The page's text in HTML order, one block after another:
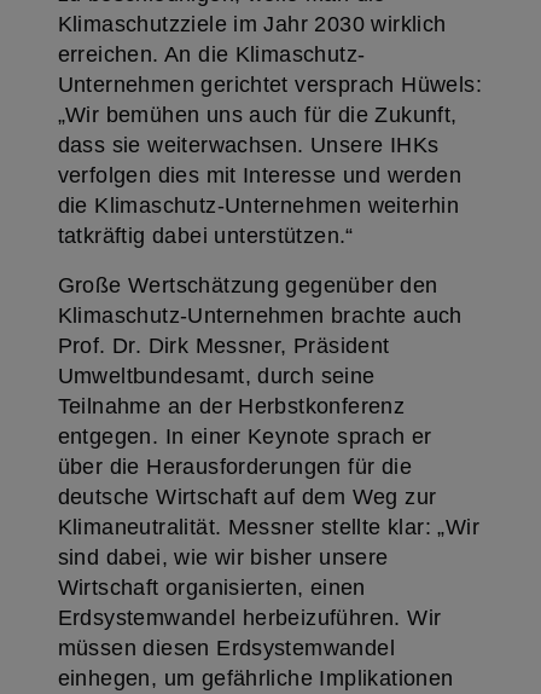
Klimaschutzziele im Jahr 2030 wirklich
erreichen. An die Klimaschutz-
Unternehmen gerichtet versprach Hüwels:
„Wir bemühen uns auch für die Zukunft,
dass sie weiterwachsen. Unsere IHKs
verfolgen dies mit Interesse und werden
die Klimaschutz-Unternehmen weiterhin
tatkräftig dabei unterstützen.“
Große Wertschätzung gegenüber den
Klimaschutz-Unternehmen brachte auch
Prof. Dr. Dirk Messner, Präsident
Umweltbundesamt, durch seine
Teilnahme an der Herbstkonferenz
entgegen. In einer Keynote sprach er
über die Herausforderungen für die
deutsche Wirtschaft auf dem Weg zur
Klimaneutralität. Messner stellte klar: „Wir
sind dabei, wie wir bisher unsere
Wirtschaft organisierten, einen
Erdsystemwandel herbeizuführen. Wir
müssen diesen Erdsystemwandel
einhegen, um gefährliche Implikationen